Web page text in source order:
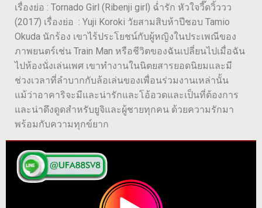
เรื่องย่อ : Tornado Girl (Ribenji girl) ฉ่ำรัก หัวใจวี๊ดวิ้ววว
(2017) เรื่องย่อ : Yuji Koroki วัยสามสิบห้าปีชอบ Tamio
Okuda นักร้อง เขาไร้ประโยชน์กับผู้หญิงในประเพณีของ
ภาพยนตร์เช่น Train Man หรือชีวิตของฉันเปลี่ยนไปเมื่อฉัน
ไปห้องนั่งเล่นเพศ เขาทำงานในนิตยสารยอดนิยมและมี
ช่วงเวลาที่ลำบากกับล้อเล่นของเพื่อนร่วมงานเหล่านั้น
แม้ว่าอาคาริจะมีและน่ารักและโอ้อวดและเป็นที่ต้องการ
และน่าดึงดูดสำหรับยูจิและผู้ชายทุกคน ด้วยความรักมา
พร้อมกับความทุกข์ยาก